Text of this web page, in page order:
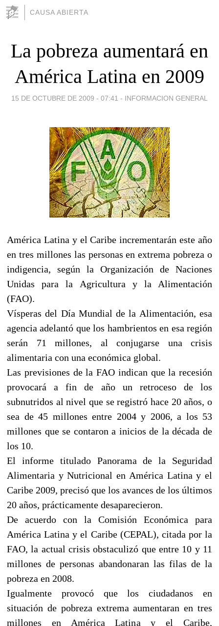
CAUSA ABIERTA
La pobreza aumentará en
América Latina en 2009
15 DE OCTUBRE DE 2009 - 07:41 - INFORMACION GENERAL
América Latina y el Caribe incrementarán este año
en tres millones las personas en extrema pobreza o
indigencia, según la Organización de Naciones
Unidas para la Agricultura y la Alimentación
(FAO).
Vísperas del Día Mundial de la Alimentación, esa
agencia adelantó que los hambrientos en esa región
serán 71 millones, al conjugarse una crisis
alimentaria con una económica global.
Las previsiones de la FAO indican que la recesión
provocará a fin de año un retroceso de los
subnutridos al nivel que se registró hace 20 años, o
sea de 45 millones entre 2004 y 2006, a los 53
millones que se contaron a inicios de la década de
los 10.
El informe titulado Panorama de la Seguridad
Alimentaria y Nutricional en América Latina y el
Caribe 2009, precisó que los avances de los últimos
20 años, prácticamente desaparecieron.
De acuerdo con la Comisión Económica para
América Latina y el Caribe (CEPAL), citada por la
FAO, la actual crisis obstaculizó que entre 10 y 11
millones de personas abandonaran las filas de la
pobreza en 2008.
Igualmente provocó que los ciudadanos en
situación de pobreza extrema aumentaran en tres
millones en América Latina y el Caribe,